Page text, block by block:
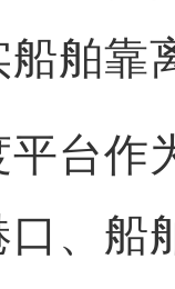
舶靠
台作
、船